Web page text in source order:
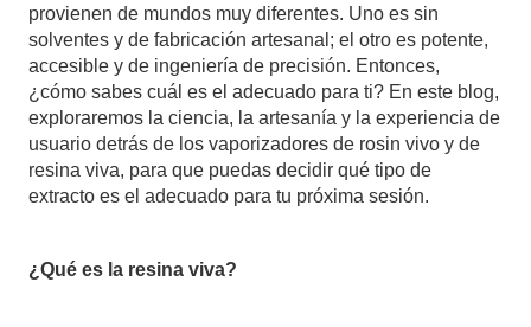
provienen de mundos muy diferentes. Uno es sin
solventes y de fabricación artesanal; el otro es potente,
accesible y de ingeniería de precisión. Entonces,
¿cómo sabes cuál es el adecuado para ti? En este blog,
exploraremos la ciencia, la artesanía y la experiencia de
usuario detrás de los vaporizadores de rosin vivo y de
resina viva, para que puedas decidir qué tipo de
extracto es el adecuado para tu próxima sesión.
¿Qué es la resina viva?